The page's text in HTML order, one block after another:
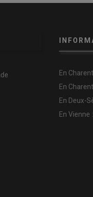
En
En
En Deux-
En Vienne